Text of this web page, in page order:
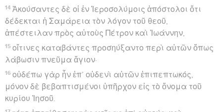
14 Ἀκούσαντες δὲ οἱ ἐν Ἱεροσολύμοις ἀπόστολοι ὅτι
δέδεκται ἡ Σαμάρεια τὸν λόγον τοῦ θεοῦ,
ἀπέστειλαν πρὸς αὐτοὺς Πέτρον καὶ Ἰωάννην,
15 οἵτινες καταβάντες προσηύξαντο περὶ αὐτῶν ὅπως
λάβωσιν πνεῦμα ἅγιον·
16 οὐδέπω γὰρ ἦν ἐπ’ οὐδενὶ αὐτῶν ἐπιπεπτωκός,
μόνον δὲ βεβαπτισμένοι ὑπῆρχον εἰς τὸ ὄνομα τοῦ
κυρίου Ἰησοῦ.